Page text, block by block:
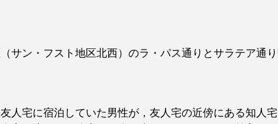
サン・フスト地区北西）のラ・パス通りとサラテア通
人宅に宿泊していた男性が，友人宅の近傍にある知人